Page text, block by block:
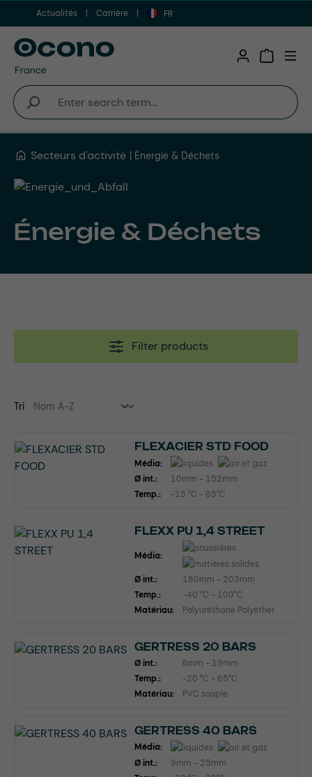
Aller au contenu principal
Actualités Carrière FR
Secteurs d'activité Énergie & Déchets
Énergie & Déchets
Filter products
Tri
FLEXACIER STD FOOD
Média:
Ø int.:
10mm - 152mm
Temp.:
-15 °C - 65°C
FLEXX PU 1,4 STREET
Média:
Ø int.:
180mm - 203mm
Temp.:
-40 °C - 100°C
Matériau:
Polyuréthane Polyéther
GERTRESS 20 BARS
Ø int.:
6mm - 19mm
Temp.:
-20 °C - 65°C
Matériau:
PVC souple
GERTRESS 40 BARS
Média:
Ø int.:
9mm - 25mm